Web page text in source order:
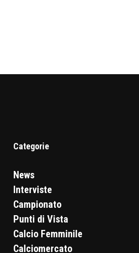
Categorie
News
Interviste
Campionato
Punti di Vista
Calcio Femminile
Calciomercato